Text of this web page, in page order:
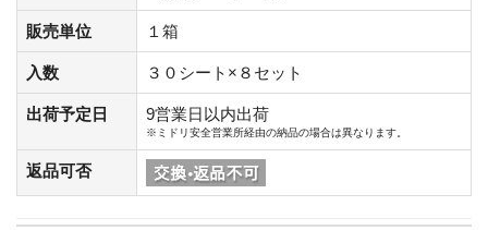
販売単位 １箱
入数 ３０シート×８セット
出荷予定日 9営業日以内出荷
※ミドリ安全営業所経由の納品の場合は異なります。
返品可否